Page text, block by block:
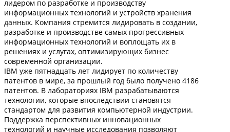
лидером по разработке и производству
информационных технологий и устройств хранения
данных. Компания стремится лидировать в создании,
разработке и производстве самых прогрессивных
информационных технологий и воплощать их в
решениях и услугах, оптимизирующих бизнес
современной организации.
IBM уже пятнадцать лет лидирует по количеству
патентов в мире, за прошлый год было получено 4186
патентов. В лабораториях IBM разрабатываются
технологии, которые впоследствии становятся
стандартом для развития компьютерной индустрии.
Поддержка перспективных инновационных
технологий и научные исследования позволяют